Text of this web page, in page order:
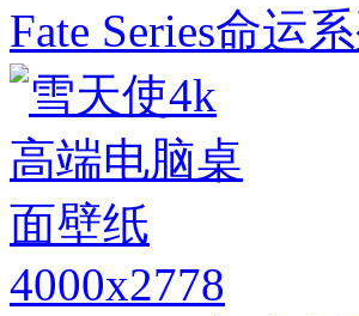
Fate Series命运
4000x2778